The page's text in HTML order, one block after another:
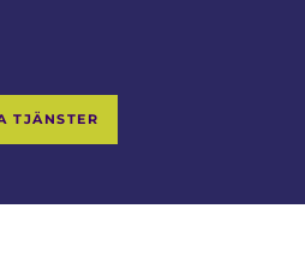
TJÄNSTER